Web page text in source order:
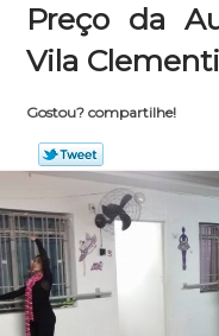
Preço da
Vila
Gostou? compartilhe!